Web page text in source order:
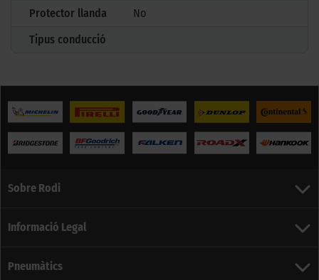
Protector llanda
No
Tipus conducció
Sobre Rodi
Informació Legal
Pneumàtics